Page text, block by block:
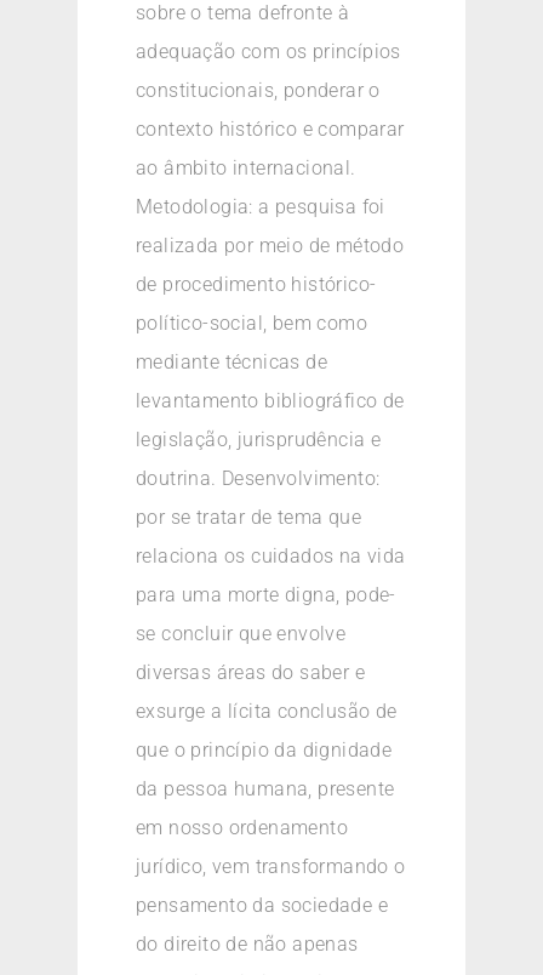
sobre o tema defronte à
adequação com os princípios
constitucionais, ponderar o
contexto histórico e comparar
ao âmbito internacional.
Metodologia: a pesquisa foi
realizada por meio de método
de procedimento histórico-
político-social, bem como
mediante técnicas de
levantamento bibliográfico de
legislação, jurisprudência e
doutrina. Desenvolvimento:
por se tratar de tema que
relaciona os cuidados na vida
para uma morte digna, pode-
se concluir que envolve
diversas áreas do saber e
exsurge a lícita conclusão de
que o princípio da dignidade
da pessoa humana, presente
em nosso ordenamento
jurídico, vem transformando o
pensamento da sociedade e
do direito de não apenas